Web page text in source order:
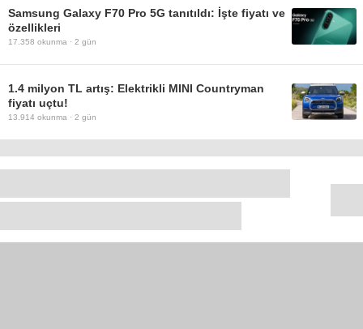
Samsung Galaxy F70 Pro 5G tanıtıldı: İşte fiyatı ve
özellikleri
17.358 okunma · 2 gün
1.4 milyon TL artış: Elektrikli MINI Countryman
fiyatı uçtu!
13.914 okunma · 2 gün